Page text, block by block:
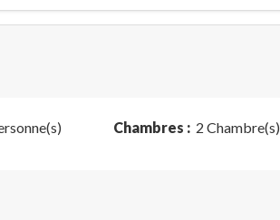
Chambres : 2 Chambre(s)